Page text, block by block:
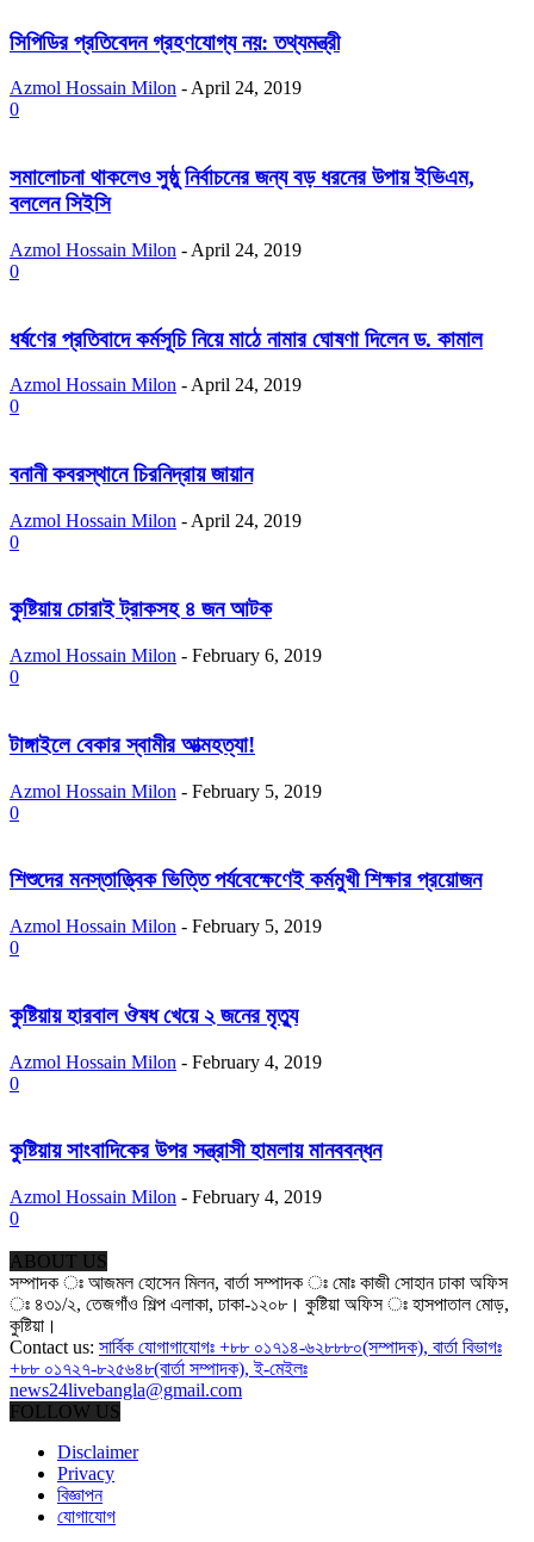
সিপিডির প্রতিবেদন গ্রহণযোগ্য নয়: তথ্যমন্ত্রী
Azmol Hossain Milon -April 24, 2019
0
সমালোচনা থাকলেও সুষ্ঠু নির্বাচনের জন্য বড় ধরনের উপায় ইভিএম,
বললেন সিইসি
Azmol Hossain Milon - April 24, 2019
0
ধর্ষণের প্রতিবাদে কর্মসূচি নিয়ে মাঠে নামার ঘোষণা দিলেন ড. কামাল
Azmol Hossain Milon - April 24, 2019
0
বনানী কবরস্থানে চিরনিদ্রায় জায়ান
Azmol Hossain Milon - April 24, 2019
0
কুষ্টিয়ায় চোরাই ট্রাকসহ ৪ জন আটক
Azmol Hossain Milon - February 6, 2019
0
টাঙ্গাইলে বেকার স্বামীর আত্মহত্যা!
Azmol Hossain Milon - February 5, 2019
0
শিশুদের মনস্তাত্ত্বিক ভিত্তি পর্যবেক্ষেণেই কর্মমুখী শিক্ষার প্রয়োজন
Azmol Hossain Milon - February 5, 2019
0
কুষ্টিয়ায় হারবাল ঔষধ খেয়ে ২ জনের মৃত্যু
Azmol Hossain Milon - February 4, 2019
0
কুষ্টিয়ায় সাংবাদিকের উপর সন্ত্রাসী হামলায় মানববন্ধন
Azmol Hossain Milon - February 4, 2019
0
ABOUT US
সম্পাদক ঃ আজমল হোসেন মিলন, বার্তা সম্পাদক ঃ মোঃ কাজী সোহান ঢাকা অফিস
ঃ ৪৩১/২, তেজগাঁও শিল্প এলাকা, ঢাকা-১২০৮। কুষ্টিয়া অফিস ঃ হাসপাতাল মোড়,
কুষ্টিয়া।
Contact us: সার্বিক যোগাগাযোগঃ +৮৮ ০১৭১৪-৬২৮৮৮০(সম্পাদক), বার্তা বিভাগঃ
+৮৮ ০১৭২৭-৮২৫৬৪৮(বার্তা সম্পাদক), ই-মেইলঃ
news24livebangla@gmail.com
FOLLOW US
Disclaimer
Privacy
বিজ্ঞাপন
যোগাযোগ